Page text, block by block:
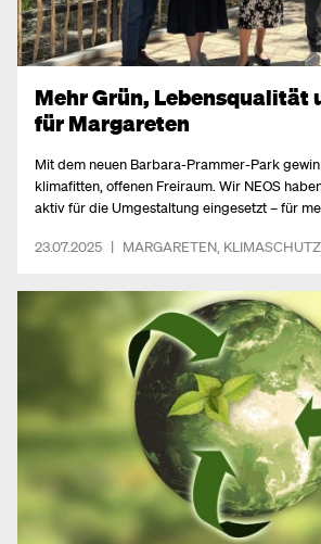
Mehr Grün, Lebensqualität
für Margareten
Mit dem neuen Barbara-Prammer-Park
klimafitten, offenen Freiraum. Wir NEOS
aktiv für die Umgestaltung eingesetzt – für
öffentlichen Raum.
23.07.2025 | MARGARETEN KLIMASCHUTZ